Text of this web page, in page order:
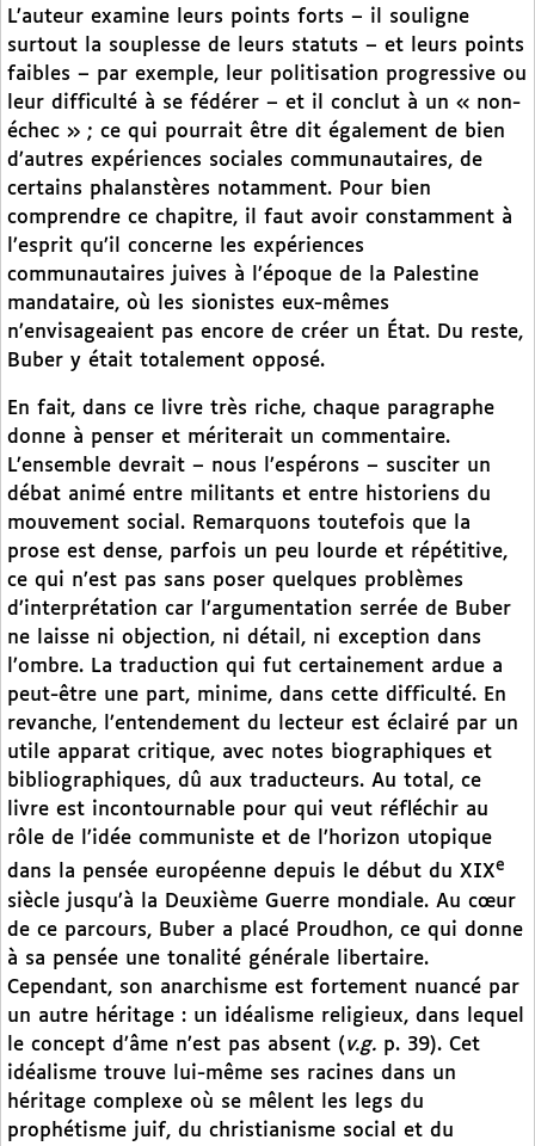
L’auteur examine leurs points forts – il souligne
surtout la souplesse de leurs statuts – et leurs points
faibles – par exemple, leur politisation progressive ou
leur difficulté à se fédérer – et il conclut à un « non-
échec » ; ce qui pourrait être dit également de bien
d’autres expériences sociales communautaires, de
certains phalanstères notamment. Pour bien
comprendre ce chapitre, il faut avoir constamment à
l’esprit qu’il concerne les expériences
communautaires juives à l’époque de la Palestine
mandataire, où les sionistes eux-mêmes
n’envisageaient pas encore de créer un État. Du reste,
Buber y était totalement opposé.
En fait, dans ce livre très riche, chaque paragraphe
donne à penser et mériterait un commentaire.
L’ensemble devrait – nous l’espérons – susciter un
débat animé entre militants et entre historiens du
mouvement social. Remarquons toutefois que la
prose est dense, parfois un peu lourde et répétitive,
ce qui n’est pas sans poser quelques problèmes
d’interprétation car l’argumentation serrée de Buber
ne laisse ni objection, ni détail, ni exception dans
l’ombre. La traduction qui fut certainement ardue a
peut-être une part, minime, dans cette difficulté. En
revanche, l’entendement du lecteur est éclairé par un
utile apparat critique, avec notes biographiques et
bibliographiques, dû aux traducteurs. Au total, ce
livre est incontournable pour qui veut réfléchir au
rôle de l’idée communiste et de l’horizon utopique
dans la pensée européenne depuis le début du XIXe
siècle jusqu’à la Deuxième Guerre mondiale. Au cœur
de ce parcours, Buber a placé Proudhon, ce qui donne
à sa pensée une tonalité générale libertaire.
Cependant, son anarchisme est fortement nuancé par
un autre héritage : un idéalisme religieux, dans lequel
le concept d’âme n’est pas absent (v.g. p. 39). Cet
idéalisme trouve lui-même ses racines dans un
héritage complexe où se mêlent les legs du
prophétisme juif, du christianisme social et du